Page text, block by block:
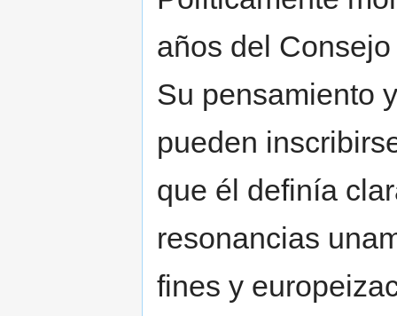
años del
Su pensamiento
pueden
que él definía
resonancias
fines y